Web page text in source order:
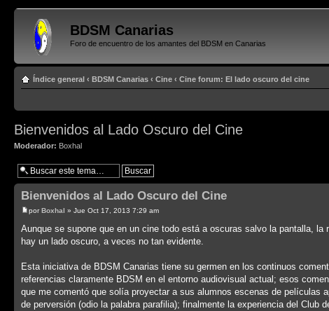
BDSM Canarias
Foro de encuentro de los amantes del BDSM en Canarias
Índice general ‹ BDSM Canarias ‹ Cine ‹ Cine forum: El lado oscuro del cine
Bienvenidos al Lado Oscuro del Cine
Moderador: Boxhal
Bienvenidos al Lado Oscuro del Cine
porBoxhal » Jue Oct 17, 2013 7:29 am
Aunque se supone que en un cine todo está a oscuras salvo la pantalla,
hay un lado oscuro, a veces no tan evidente.
Esta iniciativa de BDSM Canarias tiene su germen en los continuos
referencias claramente BDSM en el entorno audiovisual actual; esos
que me comentó que solía proyectar a sus alumnos escenas de películas
de perversión (odio la palabra parafilia); finalmente la experiencia del Club